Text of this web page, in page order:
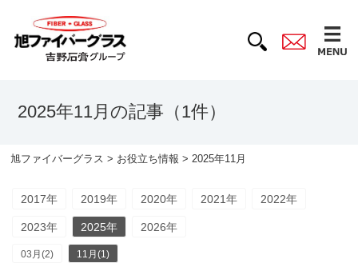
2025年11月の記事（1件）
旭ファイバーグラス > お役立ち情報 > 2025年11月
2017年 2019年 2020年 2021年 2022年
2023年 2025年 2026年
03月(2) 11月(1)